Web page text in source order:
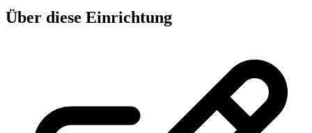
Über diese Einrichtung